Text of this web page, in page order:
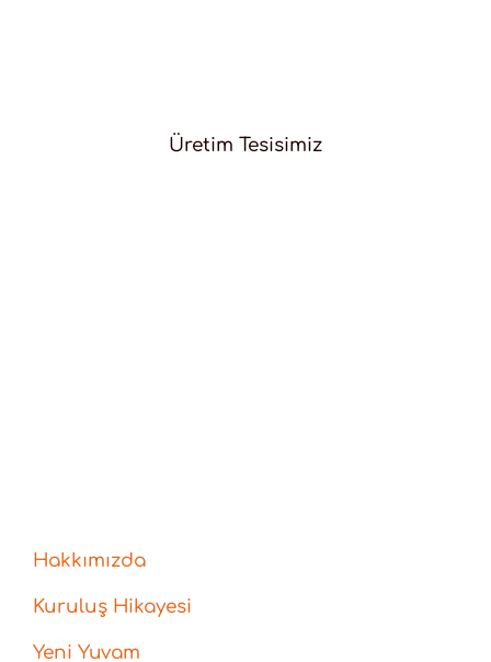
Üretim Tesisimiz
Hakkımızda
Kuruluş Hikayesi
Yeni Yuvam